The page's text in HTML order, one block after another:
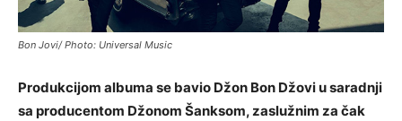
Bon Jovi/ Photo: Universal Music
Produkcijom albuma se bavio Džon Bon Džovi u saradnji
sa producentom Džonom Šanksom, zaslužnim za čak